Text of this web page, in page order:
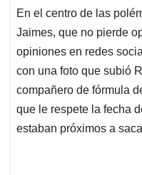
En el centro de las
Jaimes, que no pierde
opiniones en redes
con una foto que subió
compañero de fórmula
que le respete la fecha
estaban próximos a